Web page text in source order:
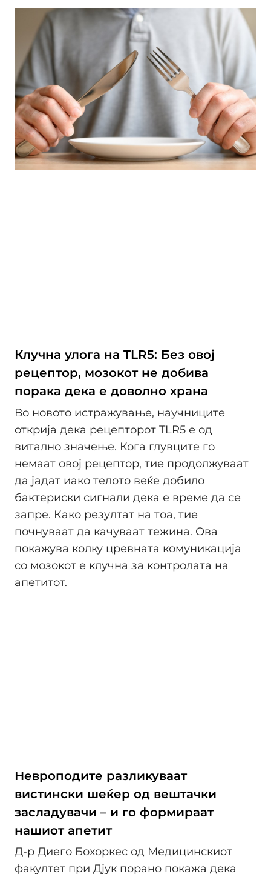
Клучна улога на TLR5: Без овој
рецептор, мозокот не добива
порака дека е доволно храна
Во новото истражување, научниците
открија дека рецепторот TLR5 е од
витално значење. Кога глувците го
немаат овој рецептор, тие продолжуваат
да јадат иако телото веќе добило
бактериски сигнали дека е време да се
запре. Како резултат на тоа, тие
почнуваат да качуваат тежина. Ова
покажува колку цревната комуникација
со мозокот е клучна за контролата на
апетитот.
Невроподите разликуваат
вистински шеќер од вештачки
засладувачи – и го формираат
нашиот апетит
Д-р Диего Бохоркес од Медицинскиот
факултет при Дјук порано покажа дека